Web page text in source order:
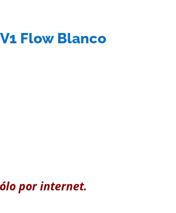
Flow Blanco
por internet.